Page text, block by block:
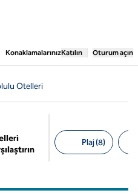
Konaklamalarınız,Yeni bir sekme
Katılın Oturum açın
Otelleri
Plaj (8)